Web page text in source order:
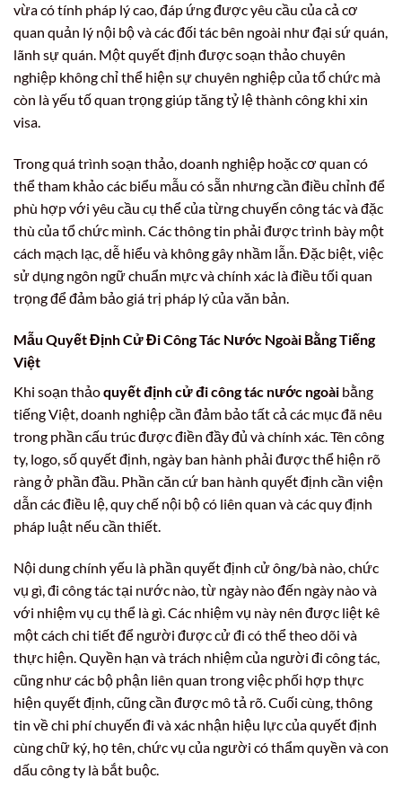
vừa có tính pháp lý cao, đáp ứng được yêu cầu của cả cơ
quan quản lý nội bộ và các đối tác bên ngoài như đại sứ quán,
lãnh sự quán. Một quyết định được soạn thảo chuyên
nghiệp không chỉ thể hiện sự chuyên nghiệp của tổ chức mà
còn là yếu tố quan trọng giúp tăng tỷ lệ thành công khi xin
visa.
Trong quá trình soạn thảo, doanh nghiệp hoặc cơ quan có
thể tham khảo các biểu mẫu có sẵn nhưng cần điều chỉnh để
phù hợp với yêu cầu cụ thể của từng chuyến công tác và đặc
thù của tổ chức mình. Các thông tin phải được trình bày một
cách mạch lạc, dễ hiểu và không gây nhầm lẫn. Đặc biệt, việc
sử dụng ngôn ngữ chuẩn mực và chính xác là điều tối quan
trọng để đảm bảo giá trị pháp lý của văn bản.
Mẫu Quyết Định Cử Đi Công Tác Nước Ngoài Bằng Tiếng
Việt
Khi soạn thảoquyết định cử đi công tác nước ngoài bằng
tiếng Việt, doanh nghiệp cần đảm bảo tất cả các mục đã nêu
trong phần cấu trúc được điền đầy đủ và chính xác. Tên công
ty, logo, số quyết định, ngày ban hành phải được thể hiện rõ
ràng ở phần đầu. Phần căn cứ ban hành quyết định cần viện
dẫn các điều lệ, quy chế nội bộ có liên quan và các quy định
pháp luật nếu cần thiết.
Nội dung chính yếu là phần quyết định cử ông/bà nào, chức
vụ gì, đi công tác tại nước nào, từ ngày nào đến ngày nào và
với nhiệm vụ cụ thể là gì. Các nhiệm vụ này nên được liệt kê
một cách chi tiết để người được cử đi có thể theo dõi và
thực hiện. Quyền hạn và trách nhiệm của người đi công tác,
cũng như các bộ phận liên quan trong việc phối hợp thực
hiện quyết định, cũng cần được mô tả rõ. Cuối cùng, thông
tin về chi phí chuyến đi và xác nhận hiệu lực của quyết định
cùng chữ ký, họ tên, chức vụ của người có thẩm quyền và con
dấu công ty là bắt buộc.